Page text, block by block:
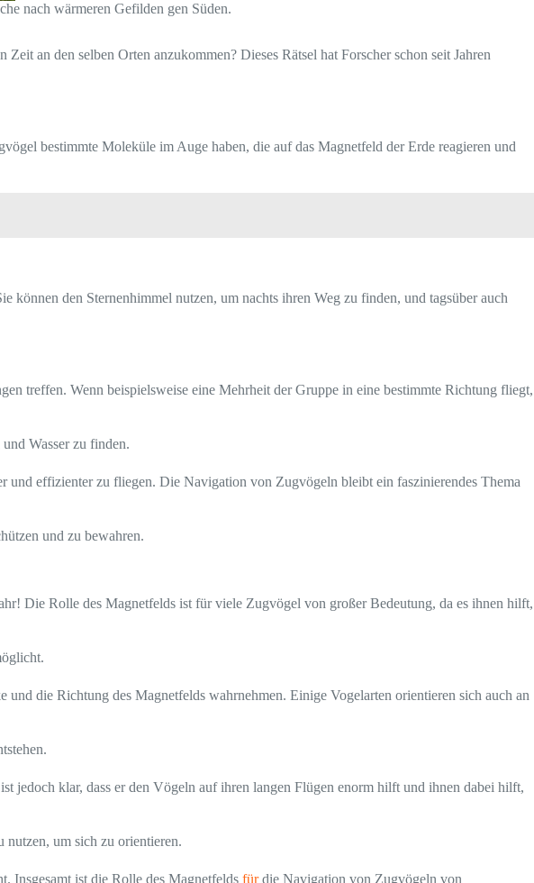
nach wärmeren Gefilden gen Süden.
an den selben Orten anzukommen? Dieses Rätsel hat Forscher schon seit Jahren
bestimmte Moleküle im Auge haben, die auf das Magnetfeld der Erde reagieren und
den Sternenhimmel nutzen, um nachts ihren Weg zu finden, und tagsüber auch
treffen. Wenn beispielsweise eine Mehrheit der Gruppe in eine bestimmte Richtung fliegt,
Wasser zu finden.
und effizienter zu fliegen. Die Navigation von Zugvögeln bleibt ein faszinierendes Thema
und zu bewahren.
Die Rolle des Magnetfelds ist für viele Zugvögel von großer Bedeutung, da es ihnen hilft,
die Richtung des Magnetfelds wahrnehmen. Einige Vogelarten orientieren sich auch an
jedoch klar, dass er den Vögeln auf ihren langen Flügen enorm hilft und ihnen dabei hilft,
nutzen, um sich zu orientieren.
Insgesamt ist die Rolle des Magnetfelds fürdie Navigation von Zugvögeln von